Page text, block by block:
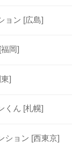
ョン [広島]
岡]
]
くん [札幌]
ション [西東京]